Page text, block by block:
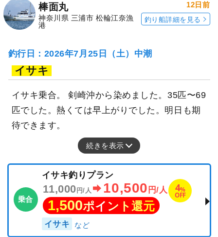
棒面丸
神奈川県 三浦市 松輪江奈漁
港
12日前
釣り船詳細を見る
釣行日：2026年7月25日（土）中潮
イサキ
イサキ乗合。 剣崎沖から染めました。35匹〜69
匹でした。熱くては早上がりでした。明日も期
待できます。
続きを表示
乗合
イサキ釣りプラン
11,000 円/人 10,500 円/人 4%
OFF
1,500ポイント還元
イサキ